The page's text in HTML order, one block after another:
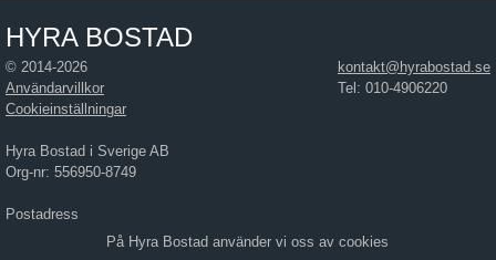
HYRA BOSTAD
kontakt@hyrabostad.se
Tel: 010-4906220
© 2014-2026
Användarvillkor
Cookieinställningar
Hyra Bostad i Sverige AB
Org-nr: 556950-8749
Postadress
Hyra Bostad i Sverige ABPå Hyra Bostad använder vi oss av cookies